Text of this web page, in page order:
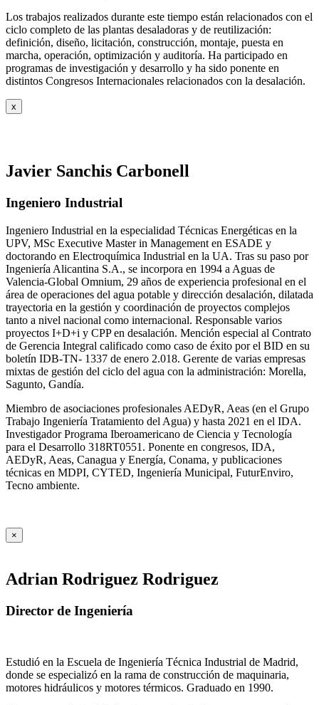
Los trabajos realizados durante este tiempo están relacionados con el
ciclo completo de las plantas desaladoras y de reutilización:
definición, diseño, licitación, construcción, montaje, puesta en
marcha, operación, optimización y auditoría. Ha participado en
programas de investigación y desarrollo y ha sido ponente en
distintos Congresos Internacionales relacionados con la desalación.
x
Javier Sanchis Carbonell
Ingeniero Industrial
Ingeniero Industrial en la especialidad Técnicas Energéticas en la
UPV, MSc Executive Master in Management en ESADE y
doctorando en Electroquímica Industrial en la UA. Tras su paso por
Ingeniería Alicantina S.A., se incorpora en 1994 a Aguas de
Valencia-Global Omnium, 29 años de experiencia profesional en el
área de operaciones del agua potable y dirección desalación, dilatada
trayectoria en la gestión y coordinación de proyectos complejos
tanto a nivel nacional como internacional. Responsable varios
proyectos I+D+i y CPP en desalación. Mención especial al Contrato
de Gerencia Integral calificado como caso de éxito por el BID en su
boletín IDB-TN- 1337 de enero 2.018. Gerente de varias empresas
mixtas de gestión del ciclo del agua con la administración: Morella,
Sagunto, Gandía.
Miembro de asociaciones profesionales AEDyR, Aeas (en el Grupo
Trabajo Ingeniería Tratamiento del Agua) y hasta 2021 en el IDA.
Investigador Programa Iberoamericano de Ciencia y Tecnología
para el Desarrollo 318RT0551. Ponente en congresos, IDA,
AEDyR, Aeas, Canagua y Energía, Conama, y publicaciones
técnicas en MDPI, CYTED, Ingeniería Municipal, FuturEnviro,
Tecno ambiente.
×
Adrian Rodriguez Rodriguez
Director de Ingeniería
Estudió en la Escuela de Ingeniería Técnica Industrial de Madrid,
donde se especializó en la rama de construcción de maquinaria,
motores hidráulicos y motores térmicos. Graduado en 1990.